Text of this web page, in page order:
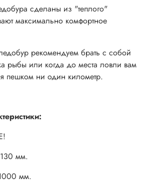
- 1 шт.
17475-80 - 4 шт.
сделаны из "теплого"
максимально комфортное
рекомендуем брать с собой
рыбы или когда до места ловли вам
пешком ни один километр.
мм.
мм.